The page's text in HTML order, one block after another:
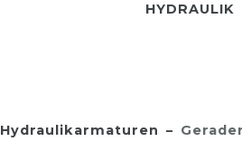
HYDRAULIK
Hydraulikarmaturen